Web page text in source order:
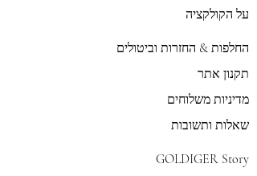
על הקולקציה
החלפות & החזרות וביטולים
תקנון אתר
מדיניות משלוחים
שאלות ותשובות
GOLDIGER Story